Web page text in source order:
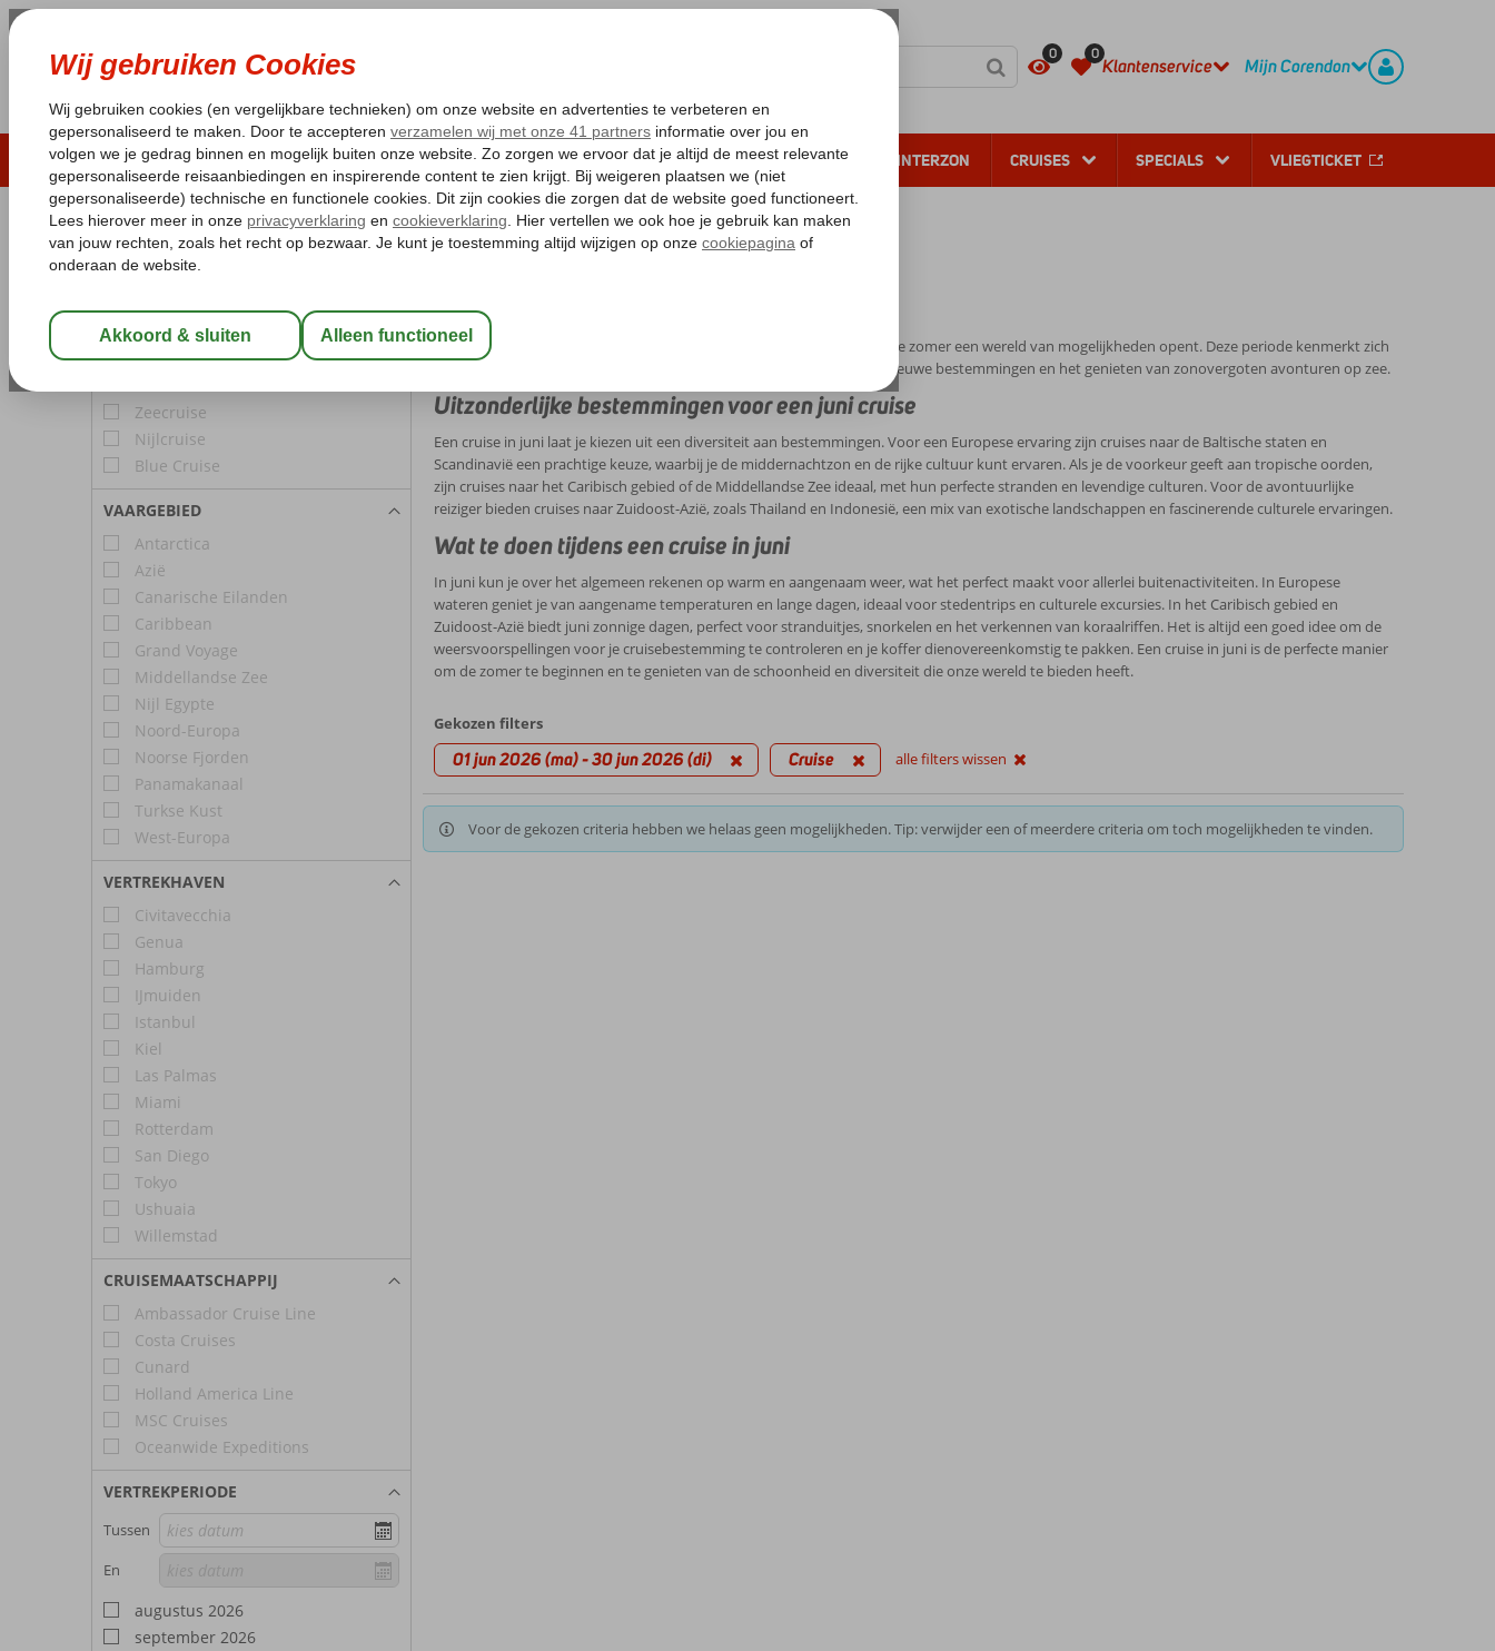
0 0
Klantenservice Mijn Corendon
LAST MINUTE ZOMER 2026 ZONVAKANTIE VERRE REIZEN ALL INCLUSIVE WINTERZON CRUISES SPECIALS VLIEGTICKET
Pakketgarantie Laagsteprijsgarantie* Gratis annuleren*
REISGEZELSCHAP
Wijzig Reisgezelschap
Zeecruise
Nijlcruise
Blue Cruise
VAARGEBIED
Antarctica
Azië
Canarische Eilanden
Caribbean
Grand Voyage
Middellandse Zee
Nijl Egypte
Noord-Europa
Noorse Fjorden
Panamakanaal
Turkse Kust
West-Europa
VERTREKHAVEN
Civitavecchia
Genua
Hamburg
IJmuiden
Istanbul
Kiel
Las Palmas
Miami
Rotterdam
San Diego
Tokyo
Ushuaia
Willemstad
CRUISEMAATSCHAPPIJ
Ambassador Cruise Line
Costa Cruises
Cunard
Holland America Line
MSC Cruises
Oceanwide Expeditions
VERTREKPERIODE
Tussen
En
augustus 2026
september 2026
Cruise in juni 2026
Juni is een uitgelezen maand voor een cruisevakantie, waarbij de vroege zomer een wereld van mogelijkheden opent. Deze periode kenmerkt zich
door langere dagen en warmer weer, ideaal voor het verkennen van nieuwe bestemmingen en het genieten van zonovergoten avonturen op zee.
Uitzonderlijke bestemmingen voor een juni cruise
Een cruise in juni laat je kiezen uit een diversiteit aan bestemmingen. Voor een Europese ervaring zijn cruises naar de Baltische staten en
Scandinavië een prachtige keuze, waarbij je de middernachtzon en de rijke cultuur kunt ervaren. Als je de voorkeur geeft aan tropische oorden,
zijn cruises naar het Caribisch gebied of de Middellandse Zee ideaal, met hun perfecte stranden en levendige culturen. Voor de avontuurlijke
reiziger bieden cruises naar Zuidoost-Azië, zoals Thailand en Indonesië, een mix van exotische landschappen en fascinerende culturele ervaringen.
Wat te doen tijdens een cruise in juni
In juni kun je over het algemeen rekenen op warm en aangenaam weer, wat het perfect maakt voor allerlei buitenactiviteiten. In Europese
wateren geniet je van aangename temperaturen en lange dagen, ideaal voor stedentrips en culturele excursies. In het Caribisch gebied en
Zuidoost-Azië biedt juni zonnige dagen, perfect voor stranduitjes, snorkelen en het verkennen van koraalriffen. Het is altijd een goed idee om de
weersvoorspellingen voor je cruisebestemming te controleren en je koffer dienovereenkomstig te pakken. Een cruise in juni is de perfecte manier
om de zomer te beginnen en te genieten van de schoonheid en diversiteit die onze wereld te bieden heeft.
Gekozen filters
01 jun 2026 (ma) - 30 jun 2026 (di) Cruise alle filters wissen
Voor de gekozen criteria hebben we helaas geen mogelijkheden. Tip: verwijder een of meerdere criteria om toch mogelijkheden te vinden.